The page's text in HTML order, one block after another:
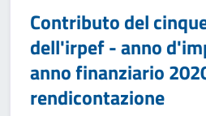
Contributo del
dell'irpef - anno
anno finanziario
rendicontazione